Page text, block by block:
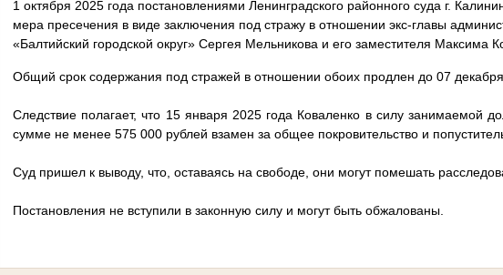
1 октября 2025 года постановлениями Ленинградского районного суда г.
мера пресечения в виде заключения под стражу в отношении экс-главы
«Балтийский городской округ» Сергея Мельникова и его заместителя Максима
Общий срок содержания под стражей в отношении обоих продлен до 07 декабря
Следствие полагает, что 15 января 2025 года Коваленко в силу занимаемой
сумме не менее 575 000 рублей взамен за общее покровительство и
Суд пришел к выводу, что, оставаясь на свободе, они могут помешать
Постановления не вступили в законную силу и могут быть обжалованы.